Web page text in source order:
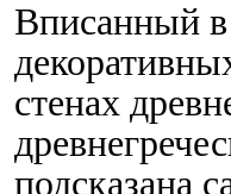
Вписанный
стенах
подсказана